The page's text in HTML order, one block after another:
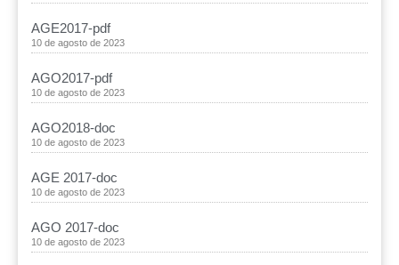
AGE2017-pdf
10 de agosto de 2023
AGO2017-pdf
10 de agosto de 2023
AGO2018-doc
10 de agosto de 2023
AGE 2017-doc
10 de agosto de 2023
AGO 2017-doc
10 de agosto de 2023